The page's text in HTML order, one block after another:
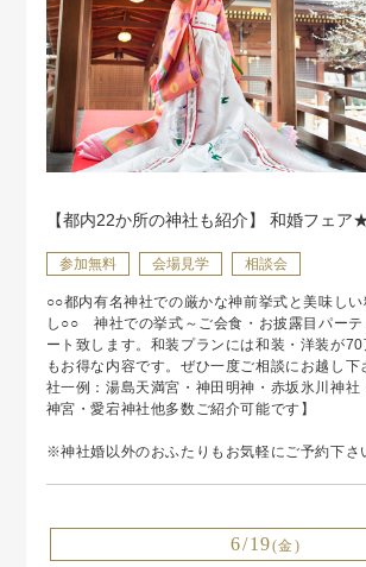
【都内22か所の神社も紹介】 和婚フェア
参加無料 会場見学 相談会
○○都内有名神社での厳かな神前挙式と美味し
し○○ 神社での挙式～ご会食・お披露目パーテ
ート致します。和装プランには和装・洋装が
もお得な内容です。ぜひ一度ご相談にお越し
社一例：湯島天満宮・神田明神・赤坂氷川神社
神宮・愛宕神社他多数ご紹介可能です】
※神社婚以外のおふたりもお気軽にご予約下さ
6/19(金)